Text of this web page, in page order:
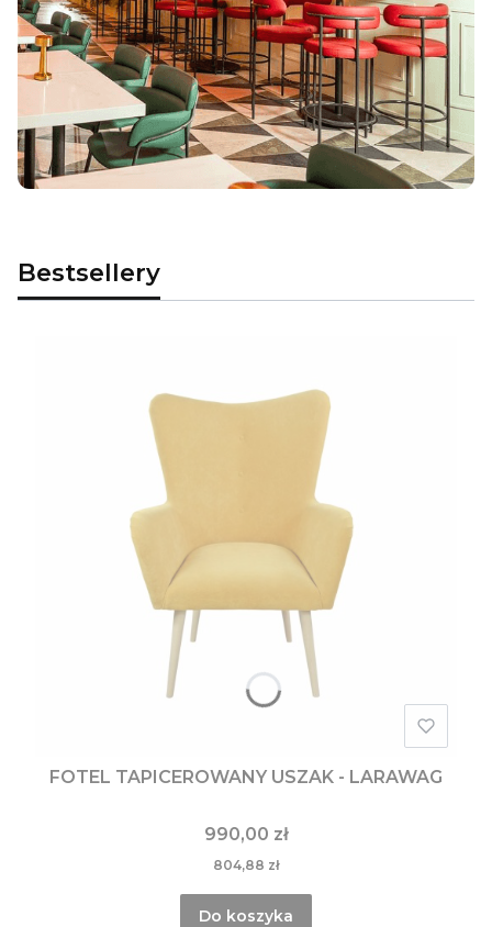
Bestsellery
FOTEL TAPICEROWANY USZAK - LARAWAG
990,00 zł
804,88 zł
Do koszyka